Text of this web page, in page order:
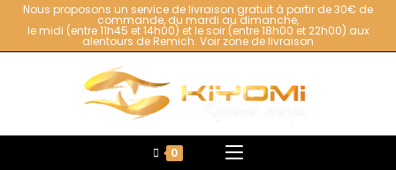
Nous proposons un service de livraison gratuit à partir de 30€ de
commande, du mardi au dimanche,
le midi (entre 11h45 et 14h00) et le soir (entre 18h00 et 22h00) aux
alentours de Remich. Voir zone de livraison
0